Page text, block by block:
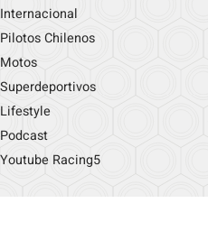
Internacional
Pilotos Chilenos
Motos
Superdeportivos
Lifestyle
Podcast
Youtube Racing5